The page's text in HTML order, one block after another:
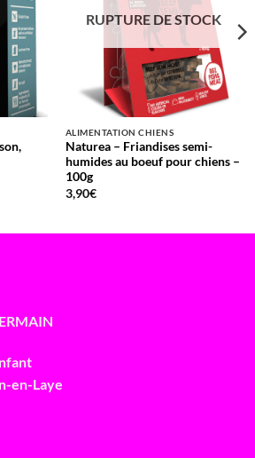
RUPTURE DE STOCK
ALIMENTATION CHIENS
Naturea – Friandises semi-
humides au boeuf pour chiens –
100g
3,90€
en-Laye